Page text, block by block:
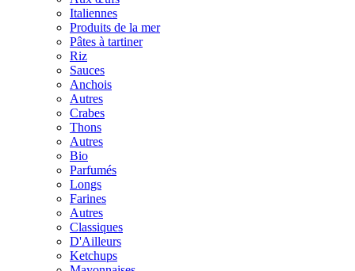
Italiennes
Produits de la mer
Pâtes à tartiner
Riz
Sauces
Anchois
Autres
Crabes
Thons
Autres
Bio
Parfumés
Longs
Farines
Autres
Classiques
D'Ailleurs
Ketchups